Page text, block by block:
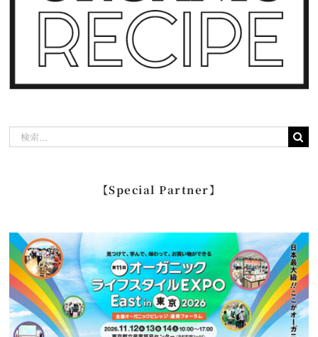
【Special Partner】